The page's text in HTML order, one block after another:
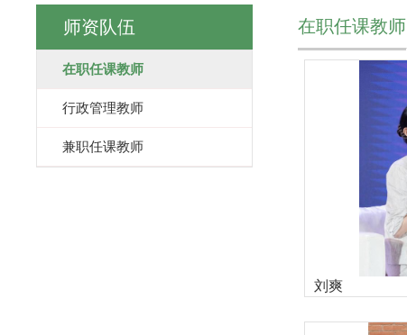
师资队伍
在职任课教师
行政管理教师
兼职任课教师
在职任课教师
刘爽